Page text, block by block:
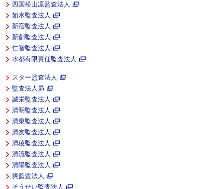
四国松山凛監査法人
如水監査法人
新宿監査法人
新創監査法人
仁智監査法人
水都有限責任監査法人
スター監査法人
監査法人昴
誠栄監査法人
清明監査法人
清泉監査法人
清友監査法人
清稜監査法人
清流監査法人
清陽監査法人
爽監査法人
そうせい監査法人